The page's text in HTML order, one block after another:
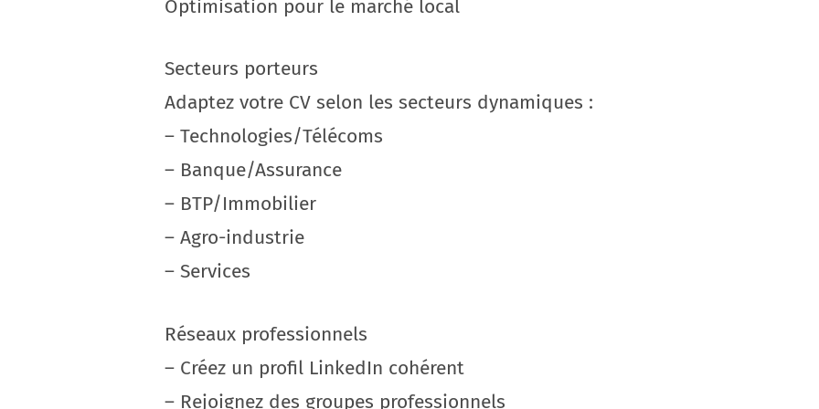
Optimisation pour le marché local
Secteurs porteurs
Adaptez votre CV selon les secteurs dynamiques :
– Technologies/Télécoms
– Banque/Assurance
– BTP/Immobilier
– Agro-industrie
– Services
Réseaux professionnels
– Créez un profil LinkedIn cohérent
– Rejoignez des groupes professionnels